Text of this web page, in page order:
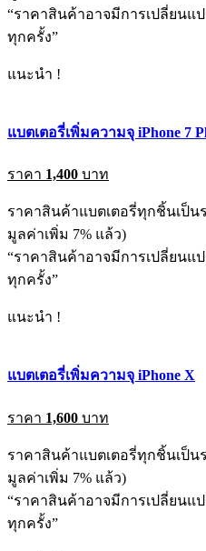
“ราคาสินค้าอาจมีการเปลี่ยนแ
ทุกครั้ง”
แนะนำ !
แบตเตอรี่เพิ่มความจุ iPhone 7
ราคา 1,400 บาท
ราคาสินค้าแบตเตอรี่ทุกชิ้นเป็น
มูลค่าเพิ่ม 7% แล้ว)
“ราคาสินค้าอาจมีการเปลี่ยนแ
ทุกครั้ง”
แนะนำ !
แบตเตอรี่เพิ่มความจุ iPhone X
ราคา 1,600 บาท
ราคาสินค้าแบตเตอรี่ทุกชิ้นเป็น
มูลค่าเพิ่ม 7% แล้ว)
“ราคาสินค้าอาจมีการเปลี่ยนแ
ทุกครั้ง”